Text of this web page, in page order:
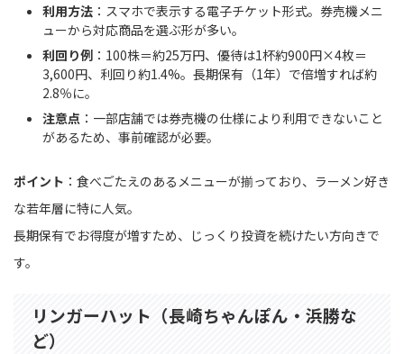
利用方法 ：スマホで表示する電子チケット形式。券売機メニ
ューから対応商品を選ぶ形が多い。
利回り例 ：100株＝約25万円、優待は1杯約900円×4枚＝
3,600円、利回り約1.4%。長期保有（1年）で倍増すれば約
2.8％に。
注意点 ：一部店舗では券売機の仕様により利用できないこと
があるため、事前確認が必要。
ポイント ：食べごたえのあるメニューが揃っており、ラーメン好き
な若年層に特に人気。
長期保有でお得度が増すため、じっくり投資を続けたい方向きで
す。
リンガーハット（長崎ちゃんぽん・浜勝な
ど）